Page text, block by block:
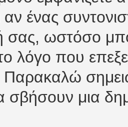
αν ένας
σας, ωστόσο
λόγο που
Παρακαλώ
μια